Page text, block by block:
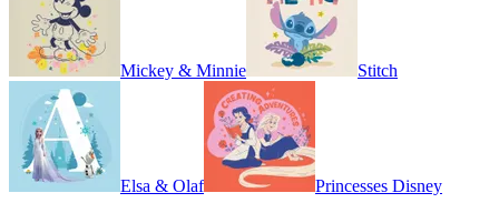
Mickey & Minnie Stitch
Elsa & Olaf Princesses Disney